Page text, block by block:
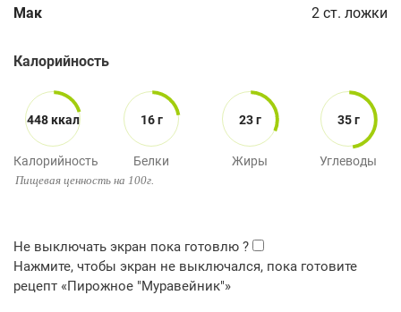
Мак 2 ст. ложки
Калорийность
448 ккал
Калорийность
16 г
Белки
23 г
Жиры
35 г
Углеводы
Пищевая ценность на 100г.